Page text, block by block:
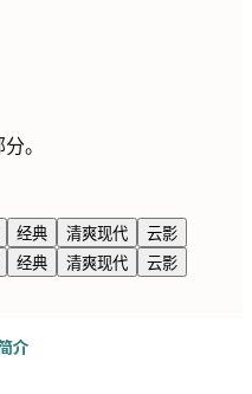
。
经典 清爽现代
云影
经典 清爽现代 云影
介